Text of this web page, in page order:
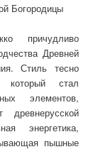
Богородицы
причудливо
Древней
Стиль тесно
который стал
элементов,
энергетика,
пышные